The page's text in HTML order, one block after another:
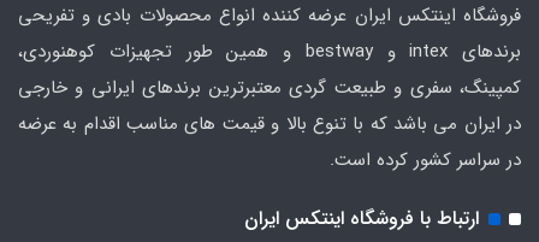
فروشگاه اینتکس ایران عرضه کننده انواع محصولات بادی و تفریحی
برندهای intex و bestway و همین طور تجهیزات کوهنوردی،
کمپینگ، سفری و طبیعت گردی معتبرترین برندهای ایرانی و خارجی
در ایران می باشد که با تنوع بالا و قیمت های مناسب اقدام به عرضه
در سراسر کشور کرده است.
ارتباط با فروشگاه اینتکس ایران